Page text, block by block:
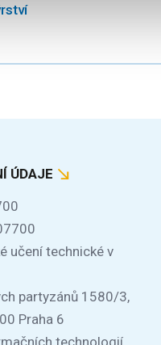
ÚDAJE
učení technické v
partyzánů 1580/3,
Praha 6